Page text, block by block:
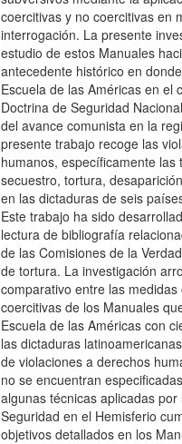
coercitivas y no coercitivas en
interrogación. La presente
estudio de estos Manuales
antecedente histórico en
Escuela de las Américas en el
Doctrina de Seguridad
del avance comunista en la
presente trabajo recoge las
humanos, específicamente las
secuestro, tortura,
en las dictaduras de seis
Este trabajo ha sido
lectura de bibliografía
de las Comisiones de la
de tortura. La investigación
comparativo entre las
coercitivas de los Manuales
Escuela de las Américas con
las dictaduras
de violaciones a derechos
no se encuentran
algunas técnicas aplicadas
Seguridad en el Hemisferio
objetivos detallados en los